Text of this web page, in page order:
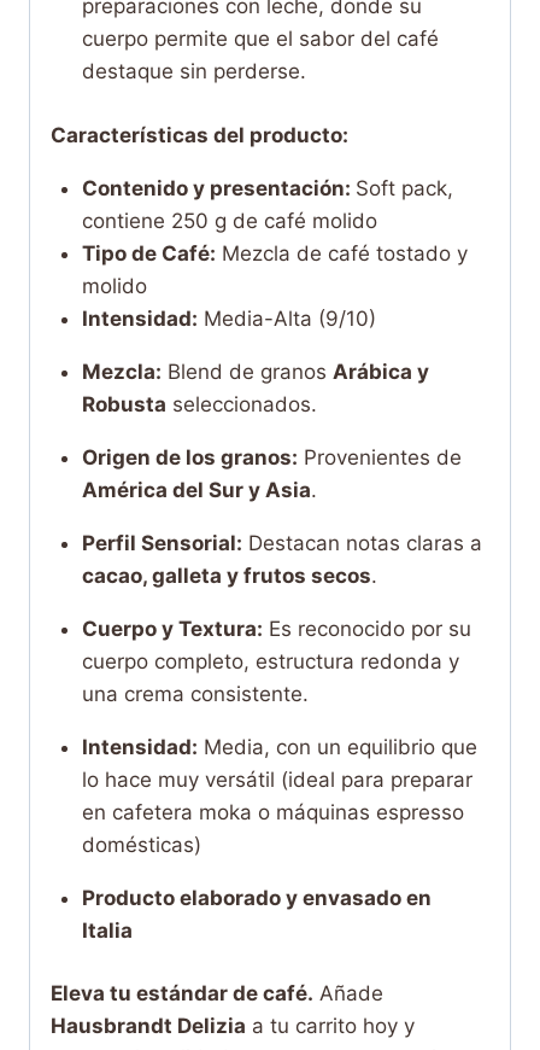
preparaciones con leche, donde su
cuerpo permite que el sabor del café
destaque sin perderse.
Características del producto:
Contenido y presentación: Soft pack,
contiene 250 g de café molido
Tipo de Café: Mezcla de café tostado y
molido
Intensidad: Media-Alta (9/10)
Mezcla: Blend de granos Arábica y
Robusta seleccionados.
Origen de los granos: Provenientes de
América del Sur y Asia.
Perfil Sensorial: Destacan notas claras a
cacao, galleta y frutos secos.
Cuerpo y Textura: Es reconocido por su
cuerpo completo, estructura redonda y
una crema consistente.
Intensidad: Media, con un equilibrio que
lo hace muy versátil (ideal para preparar
en cafetera moka o máquinas espresso
domésticas)
Producto elaborado y envasado en
Italia
Eleva tu estándar de café. Añade
Hausbrandt Delizia a tu carrito hoy y